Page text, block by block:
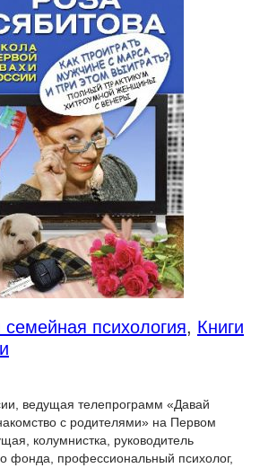
семейная психология, Книги
ведущая телепрограмм «Давай
с родителями» на Первом
колумнистка, руководитель
фонда, профессиональный психолог,